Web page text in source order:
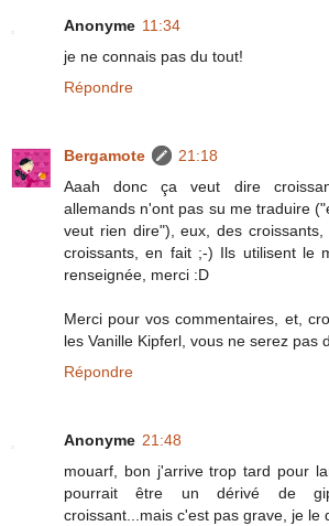
Anonyme 11:34
je ne connais pas du tout!
Répondre
Bergamote
21:18
Aaah donc ça veut dire
allemands n'ont pas su me traduire
veut rien dire"), eux, des
croissants, en fait ;-) Ils utilisent le
renseignée, merci :D
Merci pour vos commentaires, et,
les Vanille Kipferl, vous ne serez pas
Répondre
Anonyme 21:48
mouarf, bon j'arrive trop tard pour
pourrait être un dérivé de
croissant...mais c'est pas grave, je le